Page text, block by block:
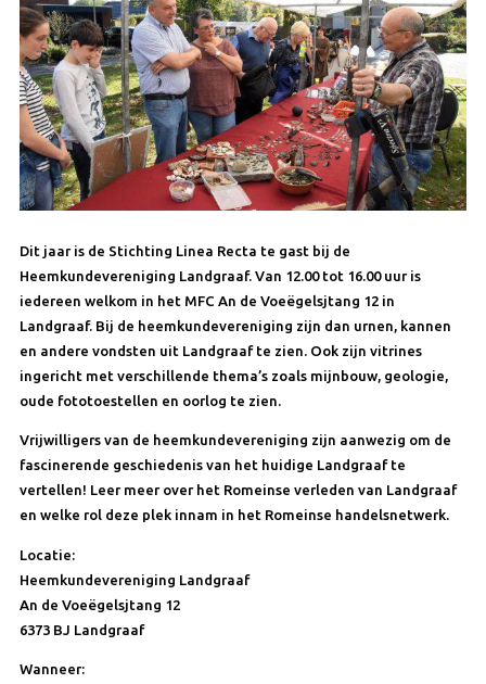
Dit jaar is de Stichting Linea Recta te gast bij de
Heemkundevereniging Landgraaf. Van 12.00 tot 16.00 uur is
iedereen welkom in het MFC An de Voeëgelsjtang 12 in
Landgraaf. Bij de heemkundevereniging zijn dan urnen, kannen
en andere vondsten uit Landgraaf te zien. Ook zijn vitrines
ingericht met verschillende thema’s zoals mijnbouw, geologie,
oude fototoestellen en oorlog te zien.
Vrijwilligers van de heemkundevereniging zijn aanwezig om de
fascinerende geschiedenis van het huidige Landgraaf te
vertellen! Leer meer over het Romeinse verleden van Landgraaf
en welke rol deze plek innam in het Romeinse handelsnetwerk.
Locatie:
Heemkundevereniging Landgraaf
An de Voeëgelsjtang 12
6373 BJ Landgraaf
Wanneer: